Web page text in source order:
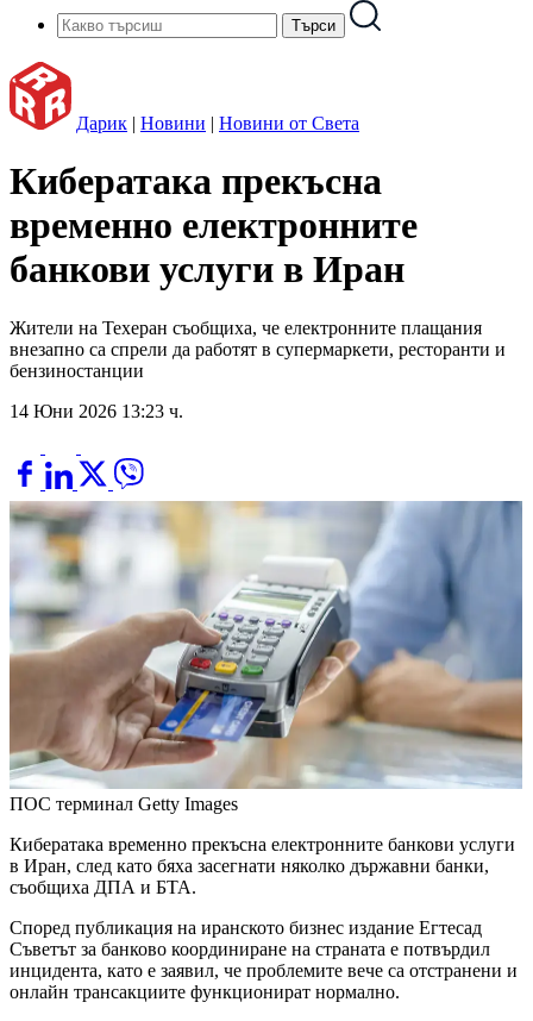
Дарик | Новини | Новини от Света
Кибератака прекъсна
временно електронните
банкови услуги в Иран
Жители на Техеран съобщиха, че електронните плащания
внезапно са спрели да работят в супермаркети, ресторанти и
бензиностанции
14 Юни 2026 13:23 ч.
ПОС терминал Getty Images
Кибератака временно прекъсна електронните банкови услуги
в Иран, след като бяха засегнати няколко държавни банки,
съобщиха ДПА и БТА.
Според публикация на иранското бизнес издание Егтесад
Съветът за банково координиране на страната е потвърдил
инцидента, като е заявил, че проблемите вече са отстранени и
онлайн трансакциите функционират нормално.